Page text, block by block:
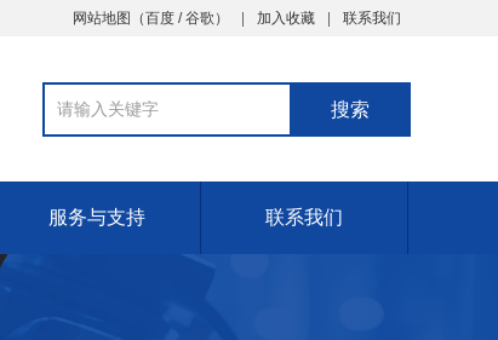
网站地图 （百度 /谷歌 ） 加入收藏 联系我们
服务与支持 联系我们